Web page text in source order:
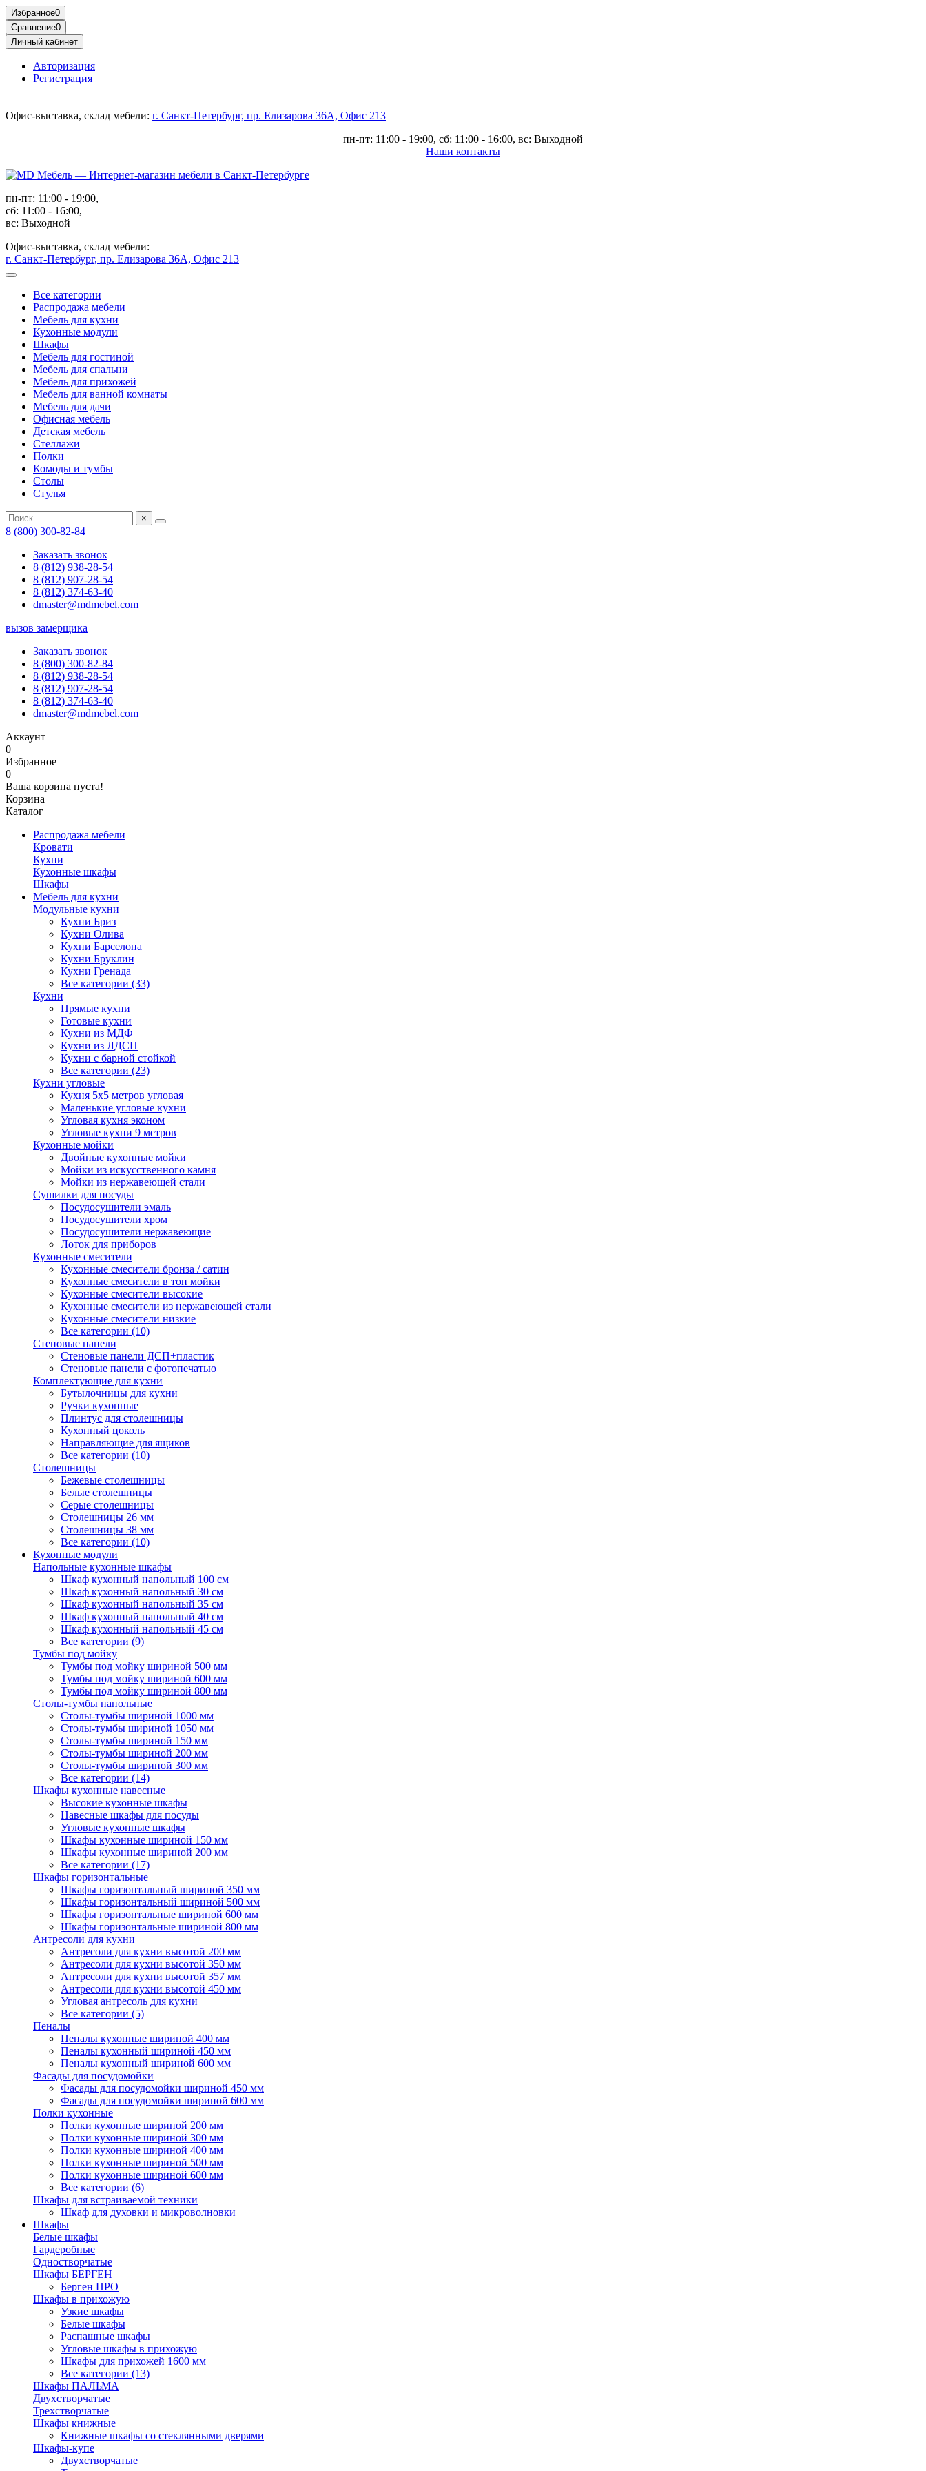
Избранное0
Сравнение0
Личный кабинет
Авторизация
Регистрация
Офис-выставка, склад мебели: г. Санкт-Петербург, пр. Елизарова 36А, Офис 213
пн-пт: 11:00 - 19:00, сб: 11:00 - 16:00, вс: Выходной
Наши контакты
пн-пт: 11:00 - 19:00,
сб: 11:00 - 16:00,
вс: Выходной
Офис-выставка, склад мебели:
г. Санкт-Петербург, пр. Елизарова 36А, Офис 213
Все категории
Распродажа мебели
Мебель для кухни
Кухонные модули
Шкафы
Мебель для гостиной
Мебель для спальни
Мебель для прихожей
Мебель для ванной комнаты
Мебель для дачи
Офисная мебель
Детская мебель
Стеллажи
Полки
Комоды и тумбы
Столы
Стулья
×
8 (800) 300-82-84
Заказать звонок
8 (812) 938-28-54
8 (812) 907-28-54
8 (812) 374-63-40
dmaster@mdmebel.com
вызов замерщика
Заказать звонок
8 (800) 300-82-84
8 (812) 938-28-54
8 (812) 907-28-54
8 (812) 374-63-40
dmaster@mdmebel.com
Аккаунт
0
Избранное
0
Ваша корзина пуста!
Корзина
Каталог
Распродажа мебели
Кровати
Кухни
Кухонные шкафы
Шкафы
Мебель для кухни
Модульные кухни
Кухни Бриз
Кухни Олива
Кухни Барселона
Кухни Бруклин
Кухни Гренада
Все категории (33)
Кухни
Прямые кухни
Готовые кухни
Кухни из МДФ
Кухни из ЛДСП
Кухни с барной стойкой
Все категории (23)
Кухни угловые
Кухня 5х5 метров угловая
Маленькие угловые кухни
Угловая кухня эконом
Угловые кухни 9 метров
Кухонные мойки
Двойные кухонные мойки
Мойки из искусственного камня
Мойки из нержавеющей стали
Сушилки для посуды
Посудосушители эмаль
Посудосушители хром
Посудосушители нержавеющие
Лоток для приборов
Кухонные смесители
Кухонные смесители бронза / сатин
Кухонные смесители в тон мойки
Кухонные смесители высокие
Кухонные смесители из нержавеющей стали
Кухонные смесители низкие
Все категории (10)
Стеновые панели
Стеновые панели ДСП+пластик
Стеновые панели с фотопечатью
Комплектующие для кухни
Бутылочницы для кухни
Ручки кухонные
Плинтус для столешницы
Кухонный цоколь
Направляющие для ящиков
Все категории (10)
Столешницы
Бежевые столешницы
Белые столешницы
Серые столешницы
Столешницы 26 мм
Столешницы 38 мм
Все категории (10)
Кухонные модули
Напольные кухонные шкафы
Шкаф кухонный напольный 100 см
Шкаф кухонный напольный 30 см
Шкаф кухонный напольный 35 см
Шкаф кухонный напольный 40 см
Шкаф кухонный напольный 45 см
Все категории (9)
Тумбы под мойку
Тумбы под мойку шириной 500 мм
Тумбы под мойку шириной 600 мм
Тумбы под мойку шириной 800 мм
Столы-тумбы напольные
Столы-тумбы шириной 1000 мм
Столы-тумбы шириной 1050 мм
Столы-тумбы шириной 150 мм
Столы-тумбы шириной 200 мм
Столы-тумбы шириной 300 мм
Все категории (14)
Шкафы кухонные навесные
Высокие кухонные шкафы
Навесные шкафы для посуды
Угловые кухонные шкафы
Шкафы кухонные шириной 150 мм
Шкафы кухонные шириной 200 мм
Все категории (17)
Шкафы горизонтальные
Шкафы горизонтальный шириной 350 мм
Шкафы горизонтальный шириной 500 мм
Шкафы горизонтальные шириной 600 мм
Шкафы горизонтальные шириной 800 мм
Антресоли для кухни
Антресоли для кухни высотой 200 мм
Антресоли для кухни высотой 350 мм
Антресоли для кухни высотой 357 мм
Антресоли для кухни высотой 450 мм
Угловая антресоль для кухни
Все категории (5)
Пеналы
Пеналы кухонные шириной 400 мм
Пеналы кухонный шириной 450 мм
Пеналы кухонный шириной 600 мм
Фасады для посудомойки
Фасады для посудомойки шириной 450 мм
Фасады для посудомойки шириной 600 мм
Полки кухонные
Полки кухонные шириной 200 мм
Полки кухонные шириной 300 мм
Полки кухонные шириной 400 мм
Полки кухонные шириной 500 мм
Полки кухонные шириной 600 мм
Все категории (6)
Шкафы для встраиваемой техники
Шкаф для духовки и микроволновки
Шкафы
Белые шкафы
Гардеробные
Одностворчатые
Шкафы БЕРГЕН
Берген ПРО
Шкафы в прихожую
Узкие шкафы
Белые шкафы
Распашные шкафы
Угловые шкафы в прихожую
Шкафы для прихожей 1600 мм
Все категории (13)
Шкафы ПАЛЬМА
Двухстворчатые
Трехстворчатые
Шкафы книжные
Книжные шкафы со стеклянными дверями
Шкафы-купе
Двухстворчатые